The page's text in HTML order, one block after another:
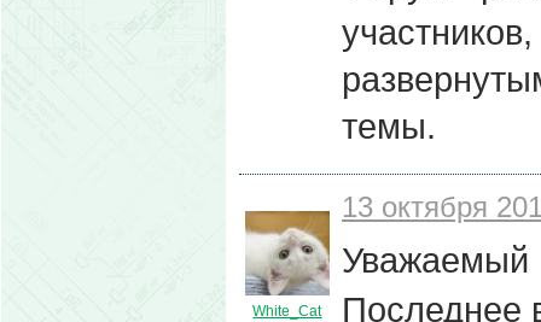
темы.
White_Cat
13 октября
Уважаемый
Последнее